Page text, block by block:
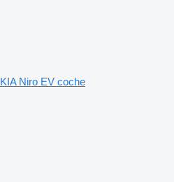
KIA Niro EV coche